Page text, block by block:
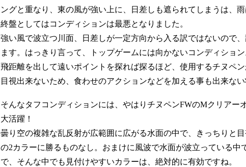
ングと重なり、東の風が強い上に、日差しも遮られてしまうは、
終盤としてはコンディションは最悪となりました。
強い風で波立つ川面、日差しが一定方向から入る訳ではないので
ます。はっきり言って、トップゲームには向かないコンディション
飛距離を出して遠いポイントを探れば探るほど、使用するチヌペ
目視出来ないため、食わせのアクションなどを加える事も出来ない
そんなタフコンディションには、やはりチヌペンFWのMクリアー
大活躍！
曇り空の複雑な乱反射が広範囲に広がる水面の中で、きっちりと
の2カラーに勝るものなし。おまけに風波で水面が波立っている中
で、そんな中でも見付けやすいカラーは、絶対的に有効ですね。